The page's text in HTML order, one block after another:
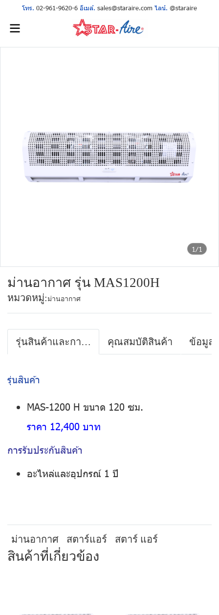
โทร. 02-961-9620-6 อีเมล์. sales@staraire.com ไลน์. @staraire
1/1
ม่านอากาศ รุ่น MAS1200H
หมวดหมู่: ม่านอากาศ
รุ่นสินค้าและการรับประกันสินค้า คุณสมบัติสินค้า ข้อมูล
รุ่นสินค้า
MAS-1200 H ขนาด 120 ซม.
ราคา 12,400 บาท
การรับประกันสินค้า
อะไหล่และอุปกรณ์ 1 ปี
ม่านอากาศ สตาร์แอร์ สตาร์ แอร์
สินค้าที่เกี่ยวข้อง